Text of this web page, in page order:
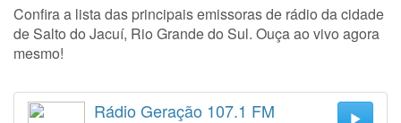
Confira a lista das principais emissoras de rádio da cidade
de Salto do Jacuí, Rio Grande do Sul. Ouça ao vivo agora
mesmo!
Rádio Geração 107.1 FM